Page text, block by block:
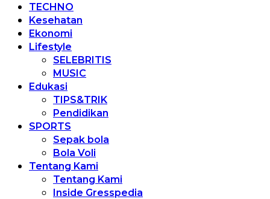
TECHNO
Kesehatan
Ekonomi
Lifestyle
SELEBRITIS
MUSIC
Edukasi
TIPS&TRIK
Pendidikan
SPORTS
Sepak bola
Bola Voli
Tentang Kami
Tentang Kami
Inside Gresspedia